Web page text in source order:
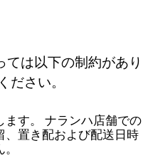
ては以下の制約があり
ださい。
す。 ナランハ店舗での
、置き配および配送日時